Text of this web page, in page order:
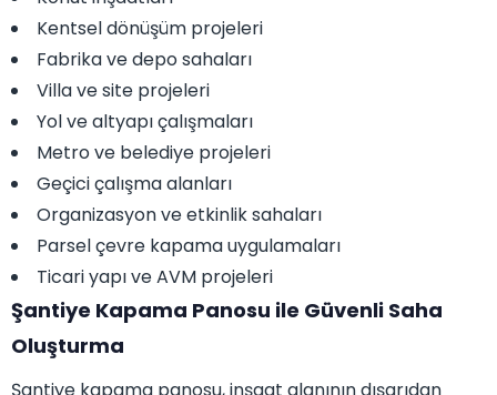
Kentsel dönüşüm projeleri
Fabrika ve depo sahaları
Villa ve site projeleri
Yol ve altyapı çalışmaları
Metro ve belediye projeleri
Geçici çalışma alanları
Organizasyon ve etkinlik sahaları
Parsel çevre kapama uygulamaları
Ticari yapı ve AVM projeleri
Şantiye Kapama Panosu ile Güvenli Saha
Oluşturma